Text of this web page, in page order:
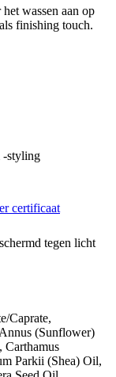
wassen aan op
finishing touch.
-styling
certificaat
tegen licht
Caprate,
(Sunflower)
Carthamus
Parkii (Shea) Oil,